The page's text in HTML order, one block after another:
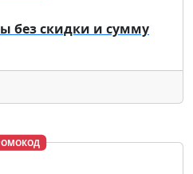
без скидки и сумму